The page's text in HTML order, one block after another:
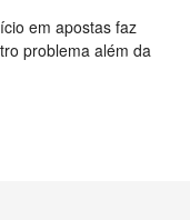
em apostas faz
problema além da